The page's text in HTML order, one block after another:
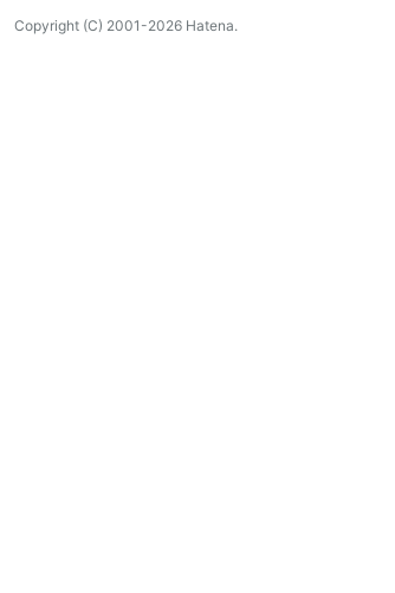
Copyright (C) 2001-2026 Hatena.